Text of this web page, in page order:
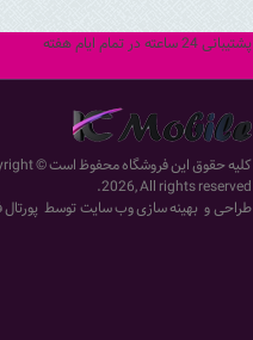
پشتیبانی 24 ساعته در تمام ایام هفته
کلیه حقوق این فروشگاه محفوظ است©
2026, All rights reserved.
طراحیو بهینه سازی وب سایتتوسط